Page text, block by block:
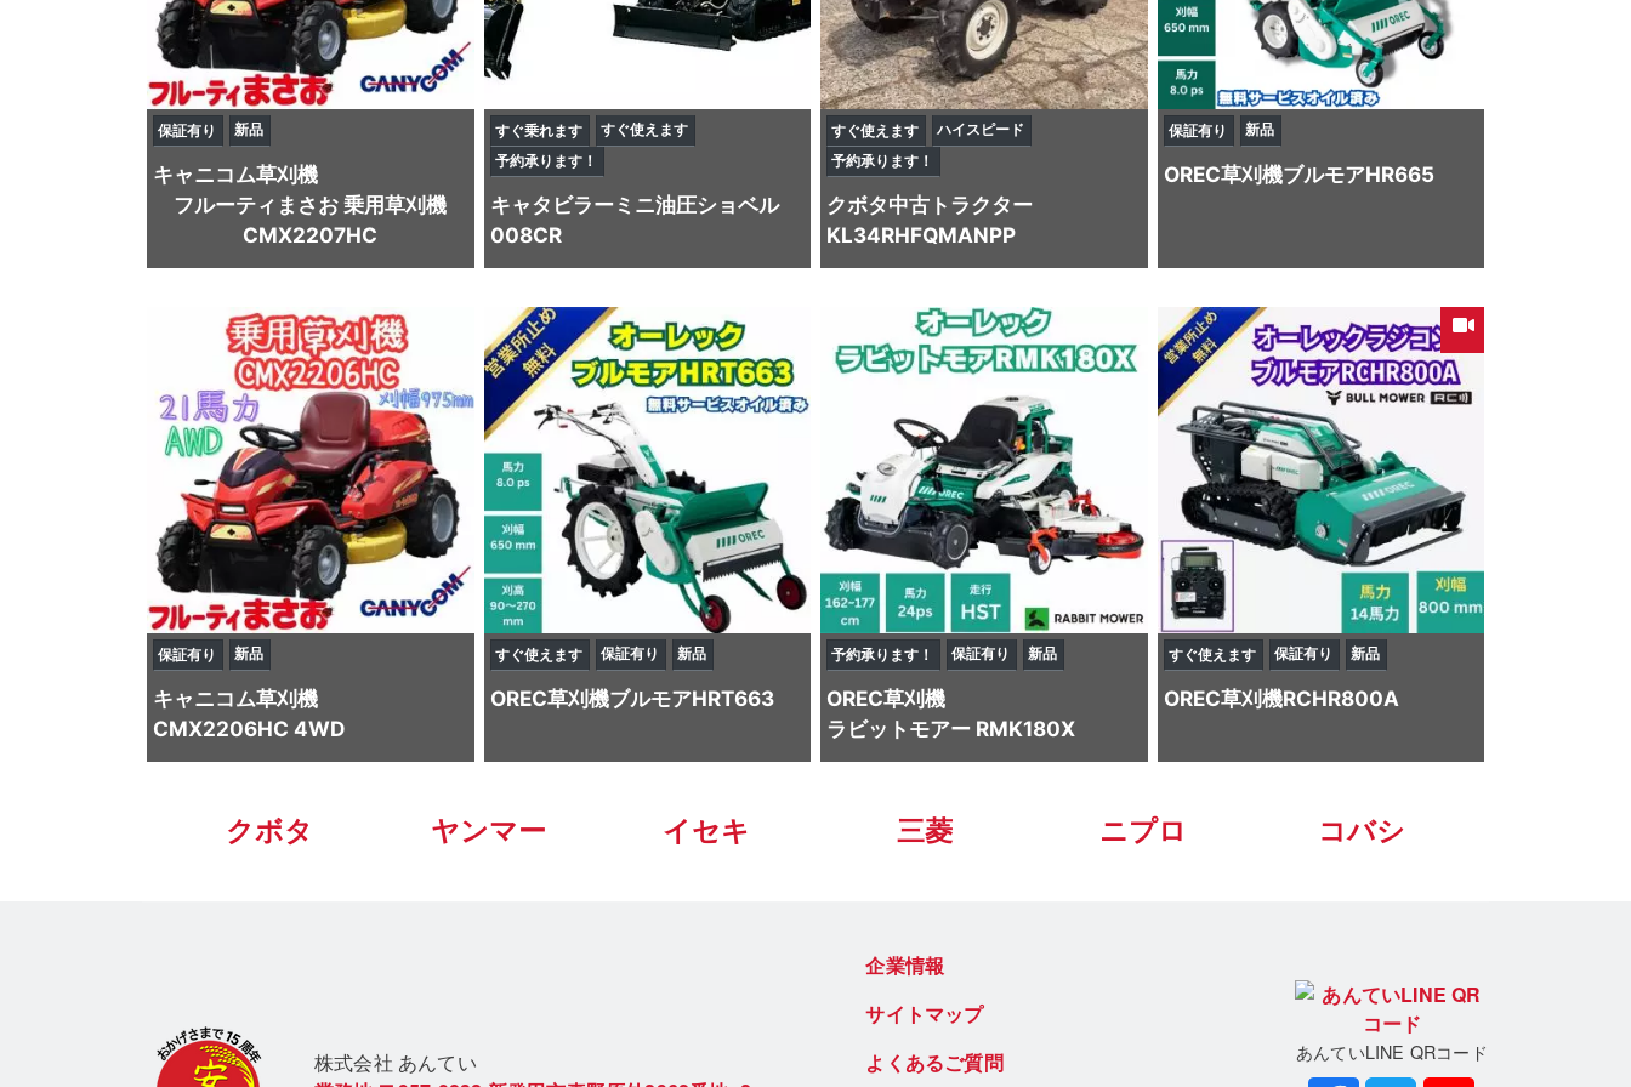
保証有り 新品
キャニコム草刈機
フルーティまさお 乗用草刈機
CMX2207HC
すぐ乗れます
すぐ使えます
予約承ります！
キャタビラーミニ油圧ショベル
008CR
すぐ使えます
ハイスピード
予約承ります！
クボタ中古トラクター
KL34RHFQMANPP
保証有り 新品
OREC草刈機ブルモアHR665
保証有り 新品
キャニコム草刈機
CMX2206HC 4WD
すぐ使えます 保証有り 新品
OREC草刈機ブルモアHRT663
予約承ります！ 保証有り 新品
OREC草刈機
ラビットモアー RMK180X
すぐ使えます 保証有り 新品
OREC草刈機RCHR800A
クボタ ヤンマー イセキ 三菱 ニプロ コバシ
株式会社 あんてい
企業情報
サイトマップ
よくあるご質問
あんていLINE QRコード